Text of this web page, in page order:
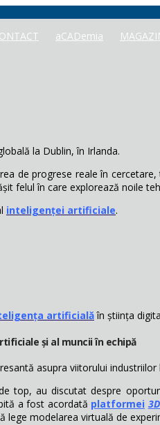
aCADemia
la Dublin, în Irlanda.
de progrese reale în
felul în care explorează noile
inteligenței artificiale.
artificialăîn știința
și al muncii în echipă
asupra viitorului industriilor
top, au discutat despre
a fost acordată platformei
lege modelarea virtuală de